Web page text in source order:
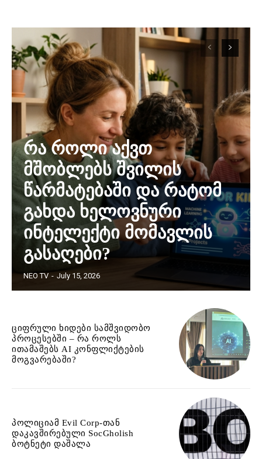
რა როლი აქვთ
მშობლებს შვილის
წარმატებაში და რატომ
გახდა ხელოვნური
ინტელექტი მომავლის
გასაღები?
NEO TV - July 15, 2026
ციფრული ხიდები სამშვიდობო
პროცესებში – რა როლს
ითამაშებს AI კონფლიქტების
მოგვარებაში?
პოლიციამ Evil Corp-თან
დაკავშირებული SocGholish
ბოტნეტი დაშალა